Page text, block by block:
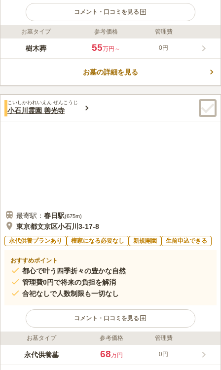
コメント・口コミを見る
ライフドット編集部のコメント
長源寺内にある「プレミアム本駒込皓映樹木葬墓地」は、明るい
きにすぐ会いに行けます。遺骨は33年間個別に供養され、33年
代供養付きの樹木葬墓地です。
口コミ評価
この霊園はまだ誰からも評価されていません。
お墓タイプ 参考価格 管理費
樹木葬 55万円～ 0円
お墓の詳細を見る
こいしかわれいえん ぜんこうじ
小石川霊園 善光寺
最寄駅： 春日駅(675m)
東京都文京区小石川3-17-8
永代供養プランあり 檀家になる必要なし 新規開園 生前申込できる
おすすめポイント
都心で叶う四季折々の豊かな自然
管理費0円で将来の負担を解消
合祀なしで人数制限も一切なし
コメント・口コミを見る
ライフドット編集部のコメント
四百年の歴史を紡ぐ小石川霊園 善光寺は、都心にありながら豊
お墓タイプ 参考価格 管理費
永代供養墓 68万円 0円